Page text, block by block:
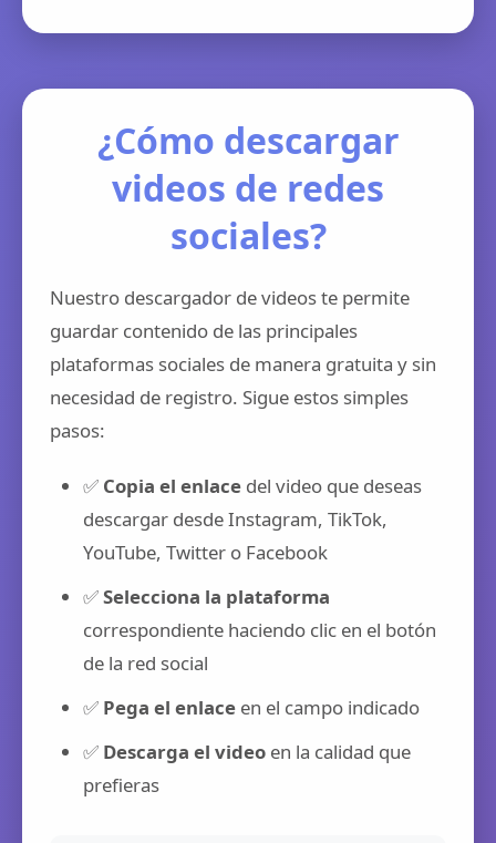
¿Cómo descargar
videos de redes
sociales?
Nuestro descargador de videos te permite
guardar contenido de las principales
plataformas sociales de manera gratuita y sin
necesidad de registro. Sigue estos simples
pasos:
✅ Copia el enlace del video que deseas
descargar desde Instagram, TikTok,
YouTube, Twitter o Facebook
✅Selecciona la plataforma
correspondiente haciendo clic en el botón
de la red social
✅ Pega el enlace en el campo indicado
✅ Descarga el video en la calidad que
prefieras